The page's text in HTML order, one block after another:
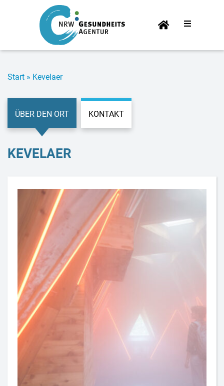
Start­
sei­te
Start » Ke­ve­laer
ÜBER DEN ORT KONTAKT
KE­VE­LAER